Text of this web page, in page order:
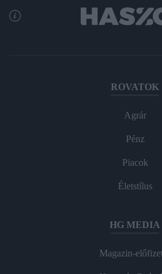
ROVATOK
Agrár
Pénz
Piacok
Életstílus
HG MEDIA
Magazin-